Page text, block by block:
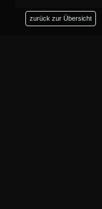
zurück zur Übersicht